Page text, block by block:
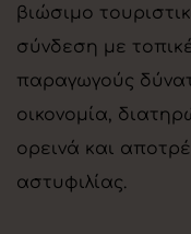
βιώσιμο
σύνδεση με
παραγωγούς
οικονομία,
ορεινά και
αστυφιλίας.